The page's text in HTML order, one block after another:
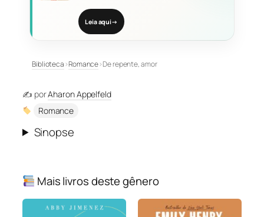
Leia aqui→
Biblioteca›Romance›De repente, amor
✍️ porAharon Appelfeld
Romance
Sinopse
Mais livros deste gênero